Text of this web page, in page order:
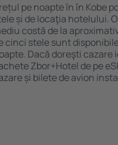
pe noapte în în Kobe
și de locaţia hotelului.
costă de la
cinci stele sunt
Dacă doreşti
Zbor+Hotel de pe
și bilete de avion